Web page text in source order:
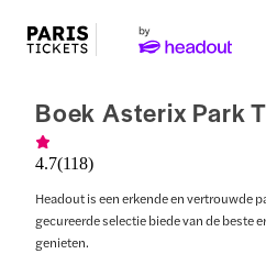
Boek Asterix Park
4.7(118)
Headout is een erkende en vertrouwde
gecureerde selectie biede van de beste
genieten.